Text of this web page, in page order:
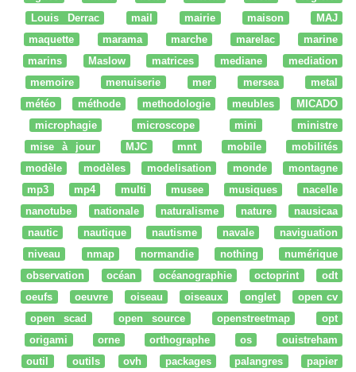
Louis Derrac
mail mairie maison
MAJ
maquette
marama marche marelac
marine
marins
Maslow matrices mediane
mediation
memoire
menuiserie mer mersea
metal
météo
méthode methodologie meubles
MICADO
microphagie
microscope mini
ministre
mise à jour
MJC mnt mobile
mobilités
modèle
modèles modelisation monde
montagne
mp3
mp4 multi musee musiques
nacelle
nanotube
nationale naturalisme nature
nausicaa
nautic
nautique nautisme navale
naviguation
niveau
nmap normandie nothing
numérique
observation
océan océanographie octoprint
odt
oeufs
oeuvre oiseau oiseaux onglet
open cv
open scad
open source openstreetmap
opt
origami
orne orthographe os
ouistreham
outil
outils ovh packages palangres
papier